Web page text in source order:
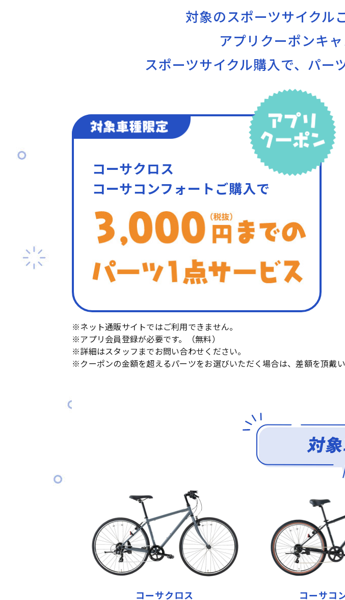
対象のスポーツサイクル
アプリクーポンキ
スポーツサイクル購入で、 パー
コーサクロス
コーサコンフォートご購入で
※ネット通販サイトではご利用できません。
※アプリ会員登録が必要です。（無料）
※詳細はスタッフまでお問い合わせください。
※クーポンの金額を超えるパーツをお選びいただく場合は、差額を頂戴い
コーサクロス コーサコ